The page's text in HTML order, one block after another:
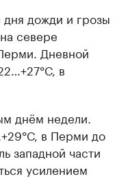
дня дожди и грозы
севере
Дневной
в
днём недели.
в Перми до
западной части
усилением